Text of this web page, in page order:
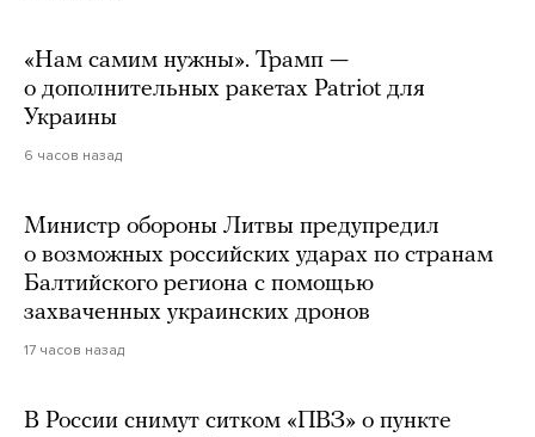
«Нам самим нужны». Трамп —
о дополнительных ракетах Patriot для
Украины
6 часов назад
Министр обороны Литвы предупредил
о возможных российских ударах по странам
Балтийского региона с помощью
захваченных украинских дронов
17 часов назад
В России снимут ситком «ПВЗ» о пункте